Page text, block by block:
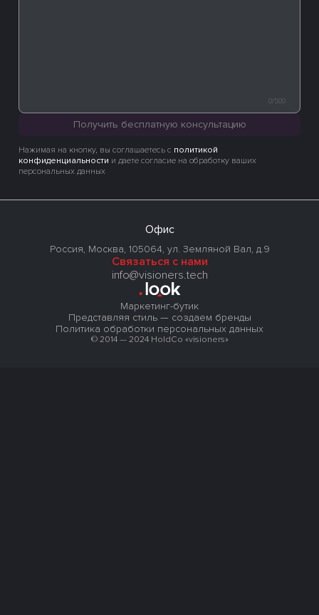
0/500
Получить бесплатную консультацию
Нажимая на кнопку, вы соглашаетесь с политикой
конфиденциальности и даете согласие на обработку ваших
персональных данных
Офис
Россия, Москва, 105064, ул. Земляной Вал, д.9
Связаться с нами
info@visioners.tech
Маркетинг-бутик
Представляя стиль — создаем бренды
Политика обработки персональных данных
© 2014 — 2024 HoldCo «visioners»